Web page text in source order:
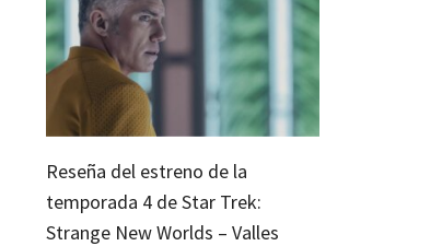
Reseña del estreno de la
temporada 4 de Star Trek:
Strange New Worlds – Valles